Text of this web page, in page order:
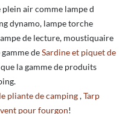
air comme lampe d
dynamo, lampe torche
de lecture, moustiquaire
deSardine et piquet de
la gamme de produits
pliante de camping,Tarp
pour fourgon!